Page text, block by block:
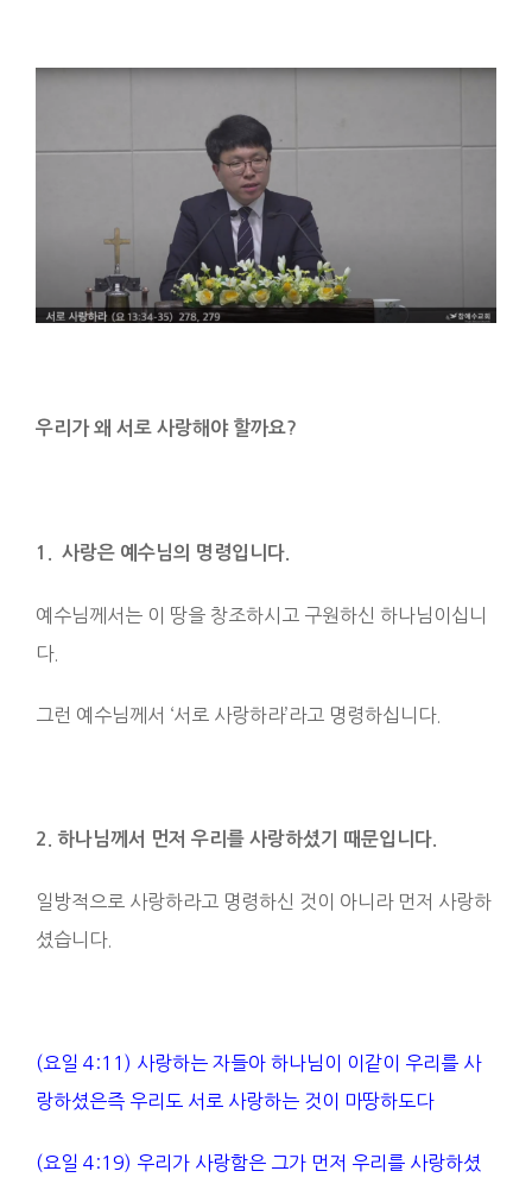
우리가 왜 서로 사랑해야 할까요?
1. 사랑은 예수님의 명령입니다
예수님께서는 이 땅을 창조하시고 구원하신 하나님이십니
다.
그런 예수님께서 ‘서로 사랑하라’라고 명령하십니다.
2. 하나님께서 먼저 우리를 사랑하셨기 때문입니다
일방적으로 사랑하라고 명령하신 것이 아니라 먼저 사랑하
셨습니다.
(요일 4:11) 사랑하는 자들아 하나님이 이같이 우리를 사
랑하셨은즉 우리도 서로 사랑하는 것이 마땅하도다
(요일 4:19) 우리가 사랑함은 그가 먼저 우리를 사랑하셨